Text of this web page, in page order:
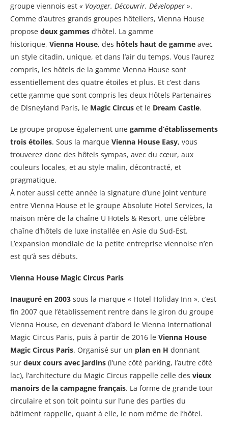
groupe viennois est « Voyager. Découvrir. Développer ».
Comme d’autres grands groupes hôteliers, Vienna House
propose deux gammes d’hôtel. La gamme
historique, Vienna House, des hôtels haut de gamme avec
un style citadin, unique, et dans l’air du temps. Vous l’aurez
compris, les hôtels de la gamme Vienna House sont
essentiellement des quatre étoiles et plus. Et c’est dans
cette gamme que sont compris les deux Hôtels Partenaires
de Disneyland Paris, le Magic Circus et le Dream Castle.
Le groupe propose également une gamme d’établissements
trois étoiles. Sous la marque Vienna House Easy, vous
trouverez donc des hôtels sympas, avec du cœur, aux
couleurs locales, et au style malin, décontracté, et
pragmatique.
À noter aussi cette année la signature d’une joint venture
entre Vienna House et le groupe Absolute Hotel Services, la
maison mère de la chaîne U Hotels & Resort, une célèbre
chaîne d’hôtels de luxe installée en Asie du Sud-Est.
L’expansion mondiale de la petite entreprise viennoise n’en
est qu’à ses débuts.
Vienna House Magic Circus Paris
Inauguré en 2003 sous la marque « Hotel Holiday Inn », c’est
fin 2007 que l’établissement rentre dans le giron du groupe
Vienna House, en devenant d’abord le Vienna International
Magic Circus Paris, puis à partir de 2016 le Vienna House
Magic Circus Paris. Organisé sur un plan en H donnant
sur deux cours avec jardins (l’une côté parking, l’autre côté
lac), l’architecture du Magic Circus rappelle celle des vieux
manoirs de la campagne français. La forme de grande tour
circulaire et son toit pointu sur l’une des parties du
bâtiment rappelle, quant à elle, le nom même de l’hôtel.